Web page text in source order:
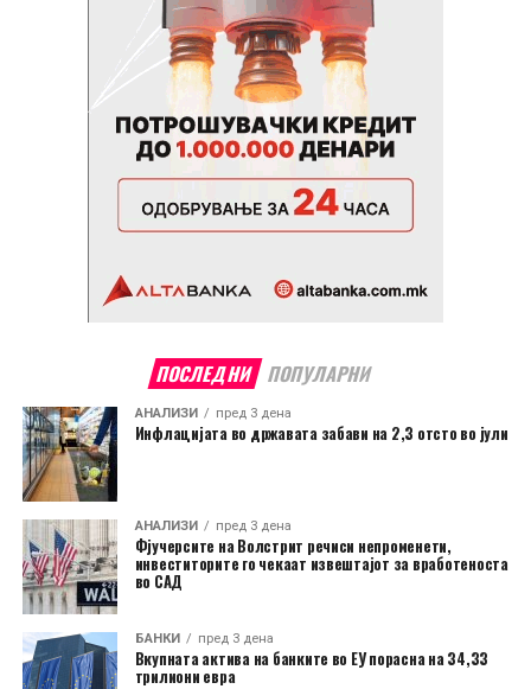
ПОСЛЕДНИ ПОПУЛАРНИ
АНАЛИЗИ пред 3 дена
Инфлацијата во државата забави на 2,3 отсто во јули
АНАЛИЗИ пред 3 дена
Фјучерсите на Волстрит речиси непроменети,
инвеститорите го чекаат извештајот за вработеноста
во САД
БАНКИ пред 3 дена
Вкупната актива на банките во ЕУ порасна на 34,33
трилиони евра